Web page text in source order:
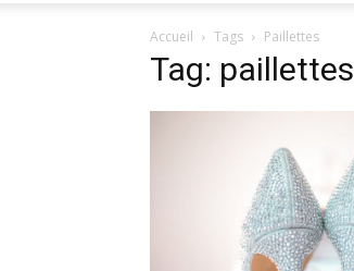
Accueil Tags Paillettes
Tag: paillettes